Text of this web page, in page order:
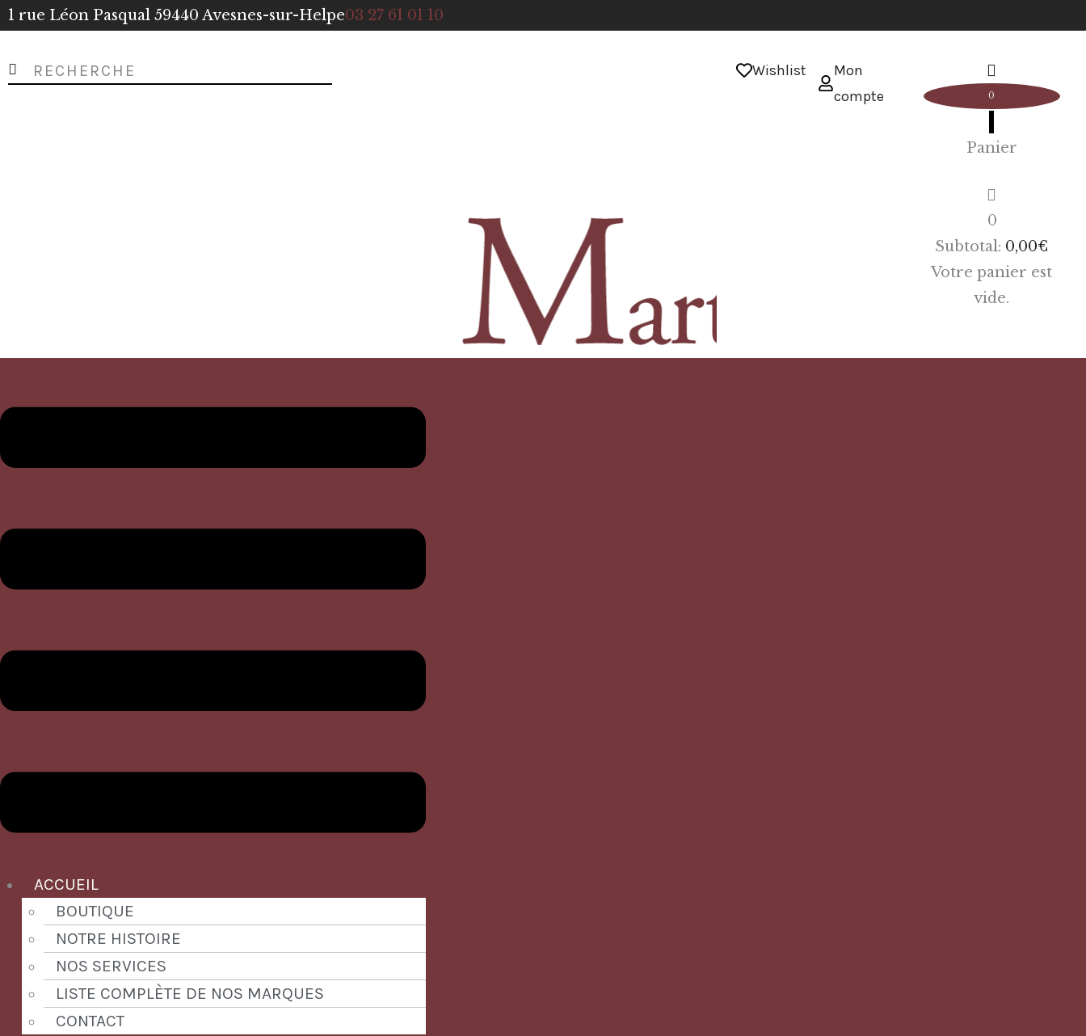
1 rue Léon Pasqual 59440 Avesnes-sur-Helpe03 27 61 01 10
Wishlist
Mon
compte
0
Panier
0
Subtotal: 0,00€
Votre panier est
vide.
ACCUEIL
BOUTIQUE
NOTRE HISTOIRE
NOS SERVICES
LISTE COMPLÈTE DE NOS MARQUES
CONTACT